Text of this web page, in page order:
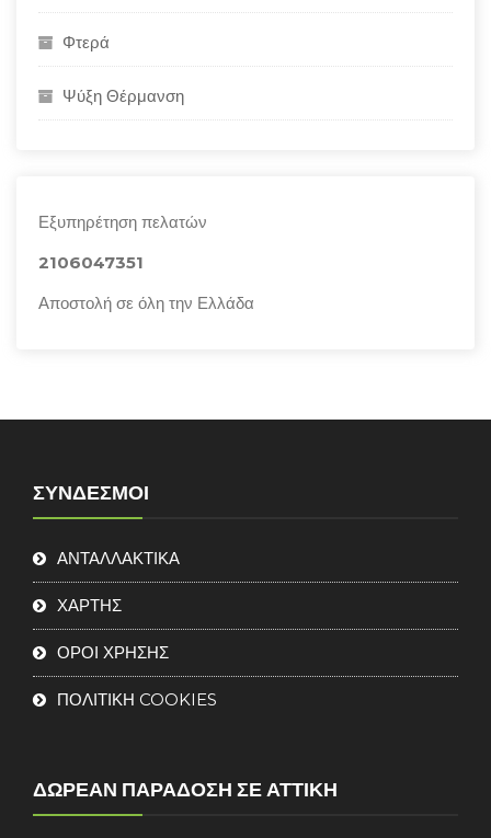
Φτερά
Ψύξη Θέρμανση
Εξυπηρέτηση πελατών
2106047351
Αποστολή σε όλη την Ελλάδα
ΣΎΝΔΕΣΜΟΙ
ΑΝΤΑΛΛΑΚΤΙΚΑ
ΧΑΡΤΗΣ
ΟΡΟΙ ΧΡΗΣΗΣ
ΠΟΛΙΤΙΚΗ COOKIES
ΔΩΡΕΆΝ ΠΑΡΆΔΟΣΗ ΣΕ ΑΤΤΙΚΉ